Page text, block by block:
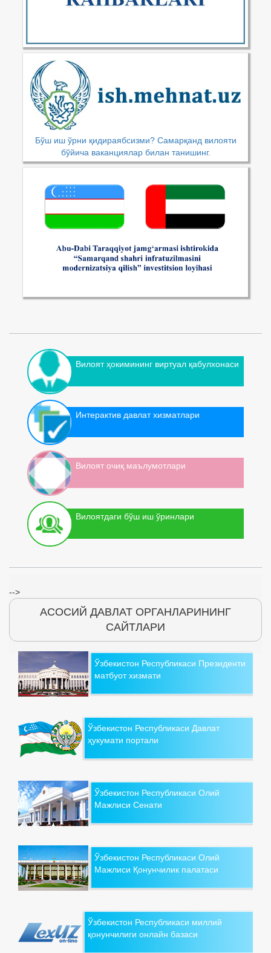
Бўш иш ўрни қидираябсизми? Самарқанд вилояти
бўйича ваканциялар билан танишинг.
Вилоят ҳокимининг виртуал қабулхонаси
Интерактив давлат хизматлари
Вилоят очиқ маълумотлари
Вилоятдаги бўш иш ўринлари
-->
АСОСИЙ ДАВЛАТ ОРГАНЛАРИНИНГ
САЙТЛАРИ
Ўзбекистон Республикаси Президенти
матбуот хизмати
Ўзбекистон Республикаси Давлат
ҳукумати портали
Ўзбекистон Республикаси Олий
Мажлиси Сенати
Ўзбекистон Республикаси Олий
Мажлиси Қонунчилик палатаси
Ўзбекистон Республикаси миллий
қонунчилиги онлайн базаси